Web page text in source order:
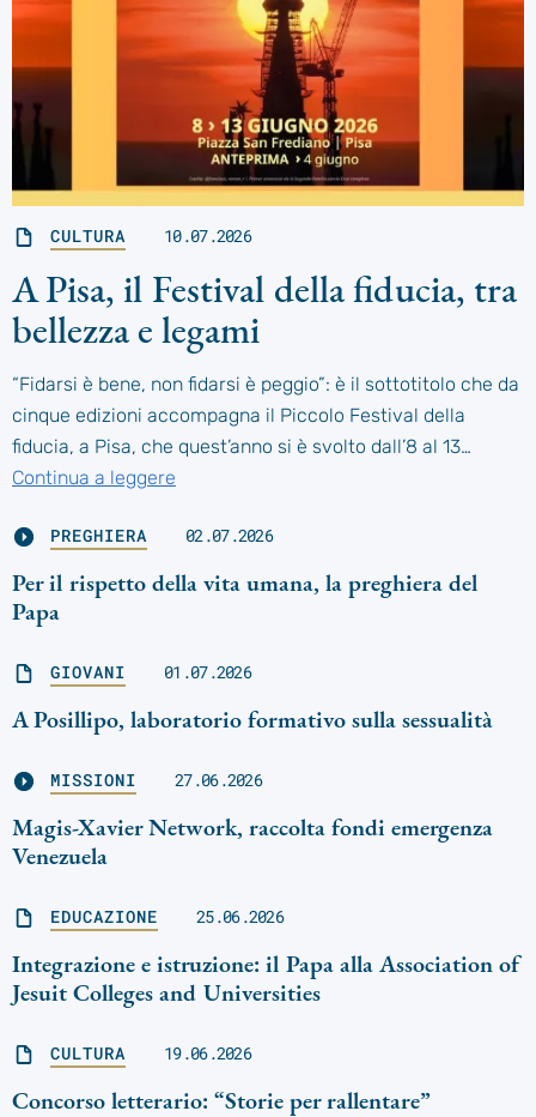
CULTURA 10.07.2026
A Pisa, il Festival della fiducia, tra
bellezza e legami
“Fidarsi è bene, non fidarsi è peggio”: è il sottotitolo che da
cinque edizioni accompagna il Piccolo Festival della
fiducia, a Pisa, che quest’anno si è svolto dall’8 al 13…
Continua a leggere
PREGHIERA 02.07.2026
Per il rispetto della vita umana, la preghiera del
Papa
GIOVANI 01.07.2026
A Posillipo, laboratorio formativo sulla sessualità
MISSIONI 27.06.2026
Magis-Xavier Network, raccolta fondi emergenza
Venezuela
EDUCAZIONE 25.06.2026
Integrazione e istruzione: il Papa alla Association of
Jesuit Colleges and Universities
CULTURA 19.06.2026
Concorso letterario: “Storie per rallentare”